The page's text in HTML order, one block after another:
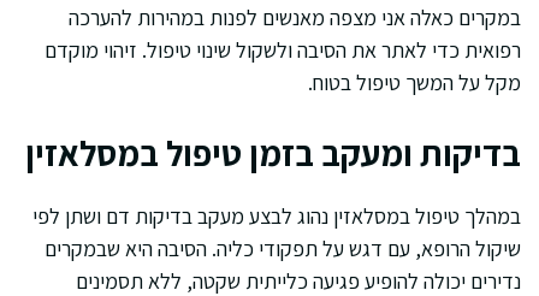
במקרים כאלה אני מצפה מאנשים לפנות במהירות להערכה
רפואית כדי לאתר את הסיבה ולשקול שינוי טיפול. זיהוי מוקדם
מקל על המשך טיפול בטוח.
בדיקות ומעקב בזמן טיפול במסלאזין
במהלך טיפול במסלאזין נהוג לבצע מעקב בדיקות דם ושתן לפי
שיקול הרופא, עם דגש על תפקודי כליה. הסיבה היא שבמקרים
נדירים יכולה להופיע פגיעה כלייתית שקטה, ללא תסמינים